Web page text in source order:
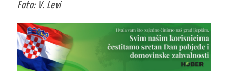
Foto: V. Levi